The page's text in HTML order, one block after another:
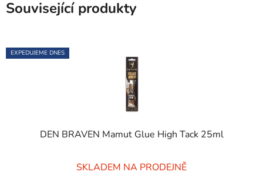
Související produkty
EXPEDUJEME DNES
DEN BRAVEN Mamut Glue High Tack 25ml
hodnocení
SKLADEM NA PRODEJNĚ